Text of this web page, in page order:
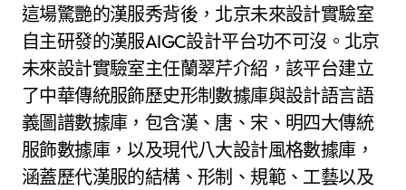
這場驚艷的漢服秀背後，北京未來設計實驗室
自主研發的漢服AIGC設計平台功不可沒。北京
未來設計實驗室主任蘭翠芹介紹，該平台建立
了中華傳統服飾歷史形制數據庫與設計語言語
義圖譜數據庫，包含漢、唐、宋、明四大傳統
服飾數據庫，以及現代八大設計風格數據庫，
涵蓋歷代漢服的結構、形制、規範、工藝以及